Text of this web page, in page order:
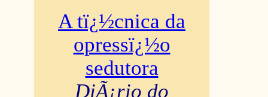
A tï¿½cnica da
opressï¿½o
sedutora
DiÃ¡rio do